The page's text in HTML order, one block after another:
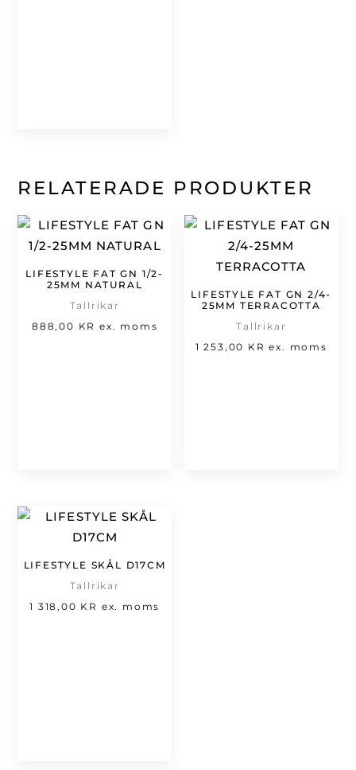
RELATERADE PRODUKTER
LIFESTYLE FAT GN 1/2-
25MM NATURAL
Tallrikar
888,00 KR ex. moms
LIFESTYLE FAT GN 2/4-
25MM TERRACOTTA
Tallrikar
1 253,00 KR ex. moms
LIFESTYLE SKÅL D17CM
Tallrikar
1 318,00 KR ex. moms